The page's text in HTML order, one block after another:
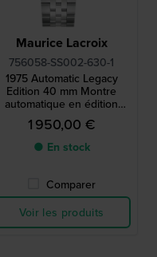
Maurice Lacroix
756058-SS002-630-1
1975 Automatic Legacy
Edition 40 mm Montre
automatique en édition
limitée de fabrication suisse
avec grande date de jour
1 950,00 €
● En stock
Comparer
Voir les produits